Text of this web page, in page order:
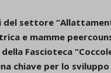
settore
e mamme
Fascioteca
chiave per lo